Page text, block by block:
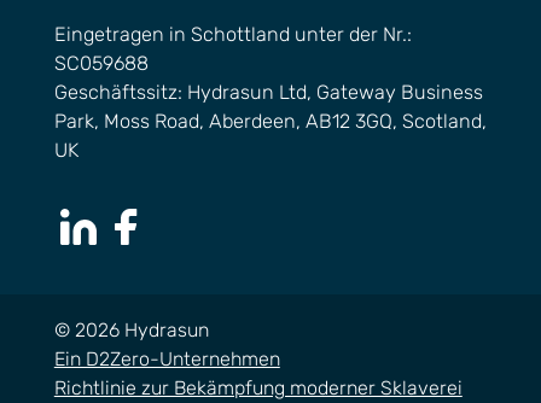
Eingetragen in Schottland unter der Nr.:
SC059688
Geschäftssitz: Hydrasun Ltd, Gateway Business
Park, Moss Road, Aberdeen, AB12 3GQ, Scotland,
UK
© 2026 Hydrasun
Ein D2Zero-Unternehmen
Richtlinie zur Bekämpfung moderner Sklaverei